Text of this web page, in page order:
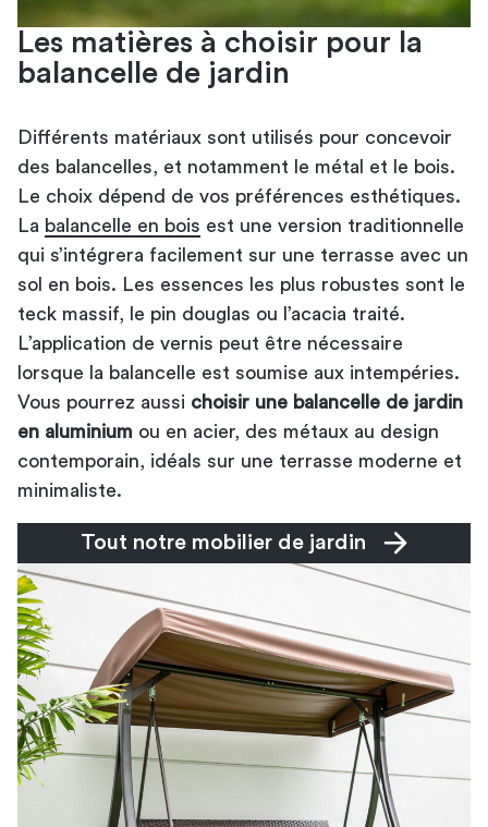
Les matières à choisir pour la
balancelle de jardin
Différents matériaux sont utilisés pour concevoir
des balancelles, et notamment le métal et le bois.
Le choix dépend de vos préférences esthétiques.
La balancelle en bois est une version traditionnelle
qui s’intégrera facilement sur une terrasse avec un
sol en bois. Les essences les plus robustes sont le
teck massif, le pin douglas ou l’acacia traité.
L’application de vernis peut être nécessaire
lorsque la balancelle est soumise aux intempéries.
Vous pourrez aussi choisir une balancelle de jardin
en aluminium ou en acier, des métaux au design
contemporain, idéals sur une terrasse moderne et
minimaliste.
Tout notre mobilier de jardin